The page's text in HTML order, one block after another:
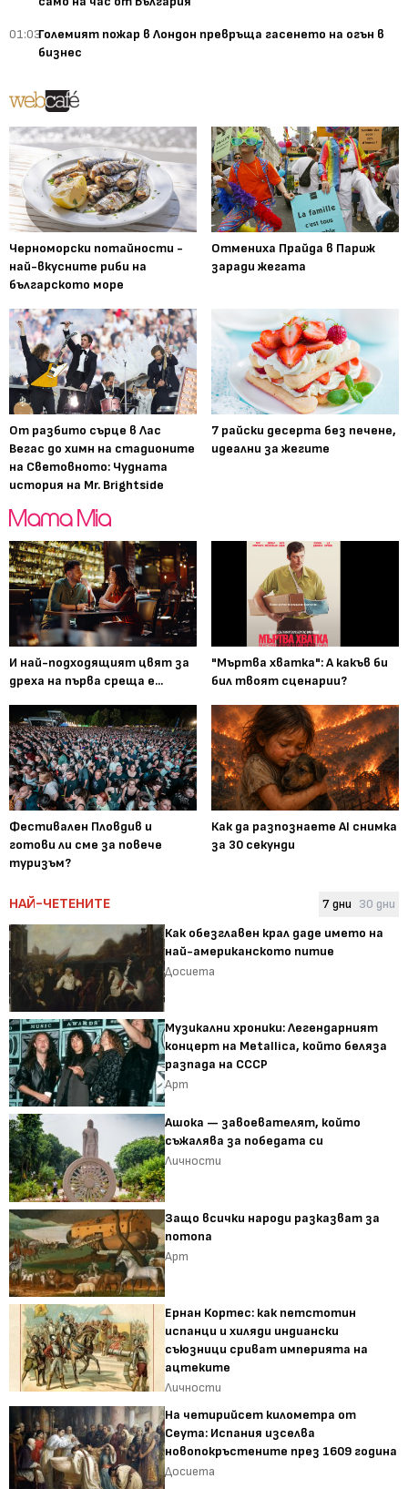
01:03Големият пожар в Лондон превръща гасенето на огън в
бизнес
Черноморски потайности -
най-вкусните риби на
българското море
Отмениха Прайда в Париж
заради жегата
От разбито сърце в Лас
Вегас до химн на стадионите
на Световното: Чудната
история на Mr. Brightside
7 райски десерта без печене,
идеални за жегите
И най-подходящият цвят за
дреха на първа среща е...
"Мъртва хватка": А какъв би
бил твоят сценарии?
Фестивален Пловдив и
готови ли сме за повече
туризъм?
Как да разпознаете AI снимка
за 30 секунди
НАЙ-ЧЕТЕНИТЕ 7 дни 30 дни
Как обезглавен крал даде името на
най-американското питие
Досиета
Музикални хроники: Легендарният
концерт на Metallica, който беляза
разпада на СССР
Арт
Ашока — завоевателят, който
съжалява за победата си
Личности
Защо всички народи разказват за
потопа
Арт
Ернан Кортес: как петстотин
испанци и хиляди индиански
съюзници сриват империята на
ацтеките
Личности
На четирийсет километра от
Сеута: Испания изселва
новопокръстените през 1609 година
Досиета